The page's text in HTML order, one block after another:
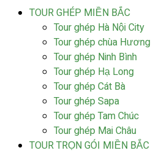
TOUR GHÉP MIỀN BẮC
Tour ghép Hà Nội City
Tour ghép chùa Hương
Tour ghép Ninh Bình
Tour ghép Hạ Long
Tour ghép Cát Bà
Tour ghép Sapa
Tour ghép Tam Chúc
Tour ghép Mai Châu
TOUR TRỌN GÓI MIỀN BẮC